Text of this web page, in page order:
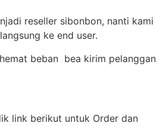
reseller sibonbon, nanti kami
ke end user.
beban bea kirim pelanggan
link berikut untuk Order dan